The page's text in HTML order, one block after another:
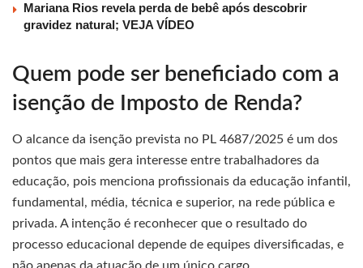
Mariana Rios revela perda de bebê após descobrir
gravidez natural; VEJA VÍDEO
Quem pode ser beneficiado com a
isenção de Imposto de Renda?
O alcance da isenção prevista no PL 4687/2025 é um dos
pontos que mais gera interesse entre trabalhadores da
educação, pois menciona profissionais da educação infantil,
fundamental, média, técnica e superior, na rede pública e
privada. A intenção é reconhecer que o resultado do
processo educacional depende de equipes diversificadas, e